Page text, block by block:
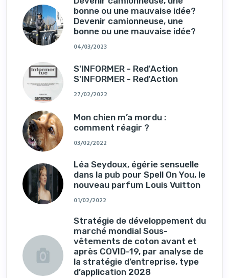
bonne ou une mauvaise idée?
Devenir camionneuse, une
bonne ou une mauvaise idée?
04/03/2023
S'INFORMER - Red'Action
S'INFORMER - Red'Action
27/02/2022
Mon chien m’a mordu :
comment réagir ?
03/02/2022
Léa Seydoux, égérie sensuelle
dans la pub pour Spell On You, le
nouveau parfum Louis Vuitton
01/02/2022
Stratégie de développement du
marché mondial Sous-
vêtements de coton avant et
après COVID-19, par analyse de
la stratégie d’entreprise, type
d’application 2028